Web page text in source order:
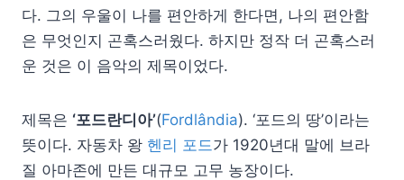
다. 그의 우울이 나를 편안하게 한다면, 나의 편안함
은 무엇인지 곤혹스러웠다. 하지만 정작 더 곤혹스러
운 것은 이 음악의 제목이었다.
제목은 ‘포드란디아’(Fordlândia). ‘포드의 땅’이라는
뜻이다. 자동차 왕 헨리 포드가 1920년대 말에 브라
질 아마존에 만든 대규모 고무 농장이다.